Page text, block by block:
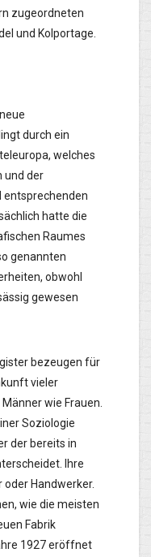
zugeordneten
und Kolportage.
durch ein
welches
und der
entsprechenden
hatte die
Raumes
genannten
obwohl
gewesen
bezeugen für
vieler
wie Frauen.
Soziologie
der bereits in
Ihre
Handwerker.
wie die meisten
Fabrik
1927 eröffnet